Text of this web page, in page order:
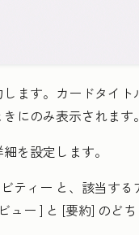
します。カードタイ
にのみ表示されます。
を設定します。
ティー と、該当す
ュー ] と [要約] のど